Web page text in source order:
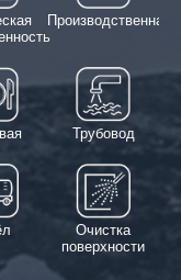
Производственная
Трубовод
Очистка
поверхности